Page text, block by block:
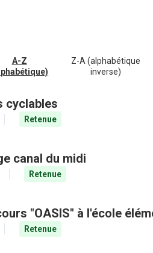
A-Z
Z-A (alphabétique
inverse)
cyclables
Retenue
canal du midi
Retenue
"OASIS" à l'école
Retenue